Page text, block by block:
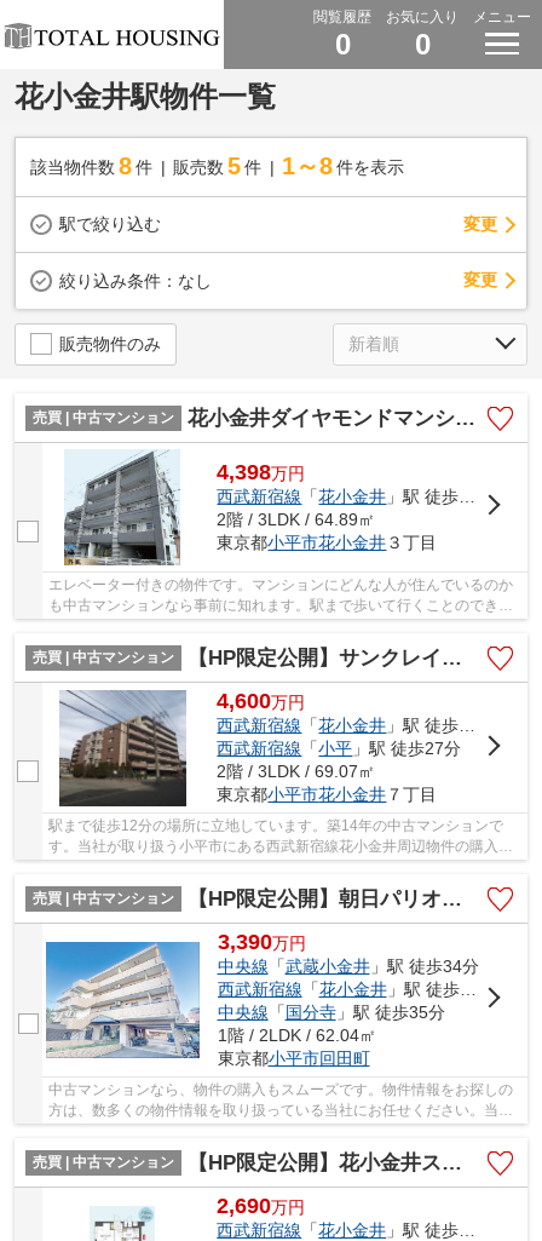
閲覧履歴
0
お気に入り
0
メニュー
花小金井駅物件一覧
該当物件数 8件 販売数 5 件 1～8 件を表示
駅で絞り込む 変更
絞り込み条件： なし 変更
販売物件のみ
売買 | 中古マンション 花小金井ダイヤモンドマンション
4,398万円
西武新宿線 「花小金井 」駅 徒歩15分
2階 / 3LDK / 64.89㎡
東京都小平市花小金井３丁目
エレベーター付きの物件です。マンションにどんな人が住んでいるのか
も中古マンションなら事前に知れます。駅まで歩いて行くことのでき
売買 | 中古マンション
【HP限定公開】サンクレイドル花小金井
4,600万円
西武新宿線 「花小金井 」駅 徒歩12分
西武新宿線 「小平 」駅 徒歩27分
2階 / 3LDK / 69.07㎡
東京都小平市花小金井 ７丁目
駅まで徒歩12分の場所に立地しています。築14年の中古マンションで
す。当社が取り扱う小平市にある西武新宿線花小金井周辺物件の購入を
売買 | 中古マンション
【HP限定公開】朝日パリオ武蔵小金井
3,390万円
中央線 「武蔵小金井」駅 徒歩34分
西武新宿線 「花小金井」駅 徒歩34分
中央線 「国分寺」駅 徒歩35分
1階 / 2LDK / 62.04㎡
東京都小平市回田町
中古マンションなら、物件の購入もスムーズです。物件情報をお探しの
方は、数多くの物件情報を取り扱っている当社にお任せください。当社
売買 | 中古マンション
【HP限定公開】花小金井スカイハイツB棟
2,690万円
西武新宿線 「花小金井 」駅 徒歩4分